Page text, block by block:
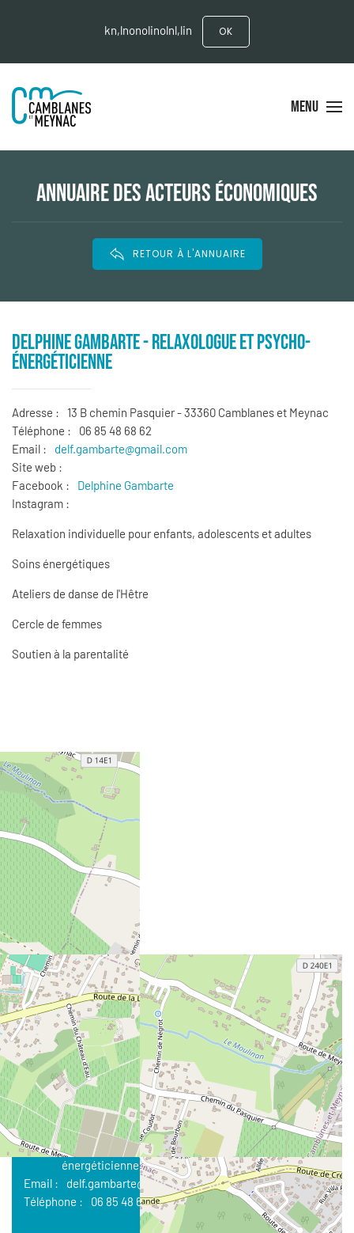
kn,lnonolinolnl,lin OK
MENU
ANNUAIRE DES ACTEURS ÉCONOMIQUES
RETOUR À L'ANNUAIRE
DELPHINE GAMBARTE - RELAXOLOGUE ET PSYCHO-
ÉNERGÉTICIENNE
Adresse :
13 B chemin Pasquier - 33360 Camblanes et Meynac
Téléphone :
06 85 48 68 62
Email :
delf.gambarte@gmail.com
Site web :
Facebook :
Delphine Gambarte
Instagram :
Relaxation individuelle pour enfants, adolescents et adultes
Soins énergétiques
Ateliers de danse de l'Hêtre
Cercle de femmes
Soutien à la parentalité
CONTACT
Nom : GAMBARTE Delphine - Relaxologue et psycho-
énergéticienne
Email :
delf.gambarte@gmail.com
Téléphone :
06 85 48 68 62